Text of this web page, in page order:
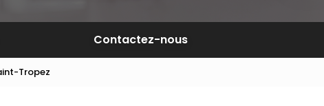
Contactez-nous
Tropez